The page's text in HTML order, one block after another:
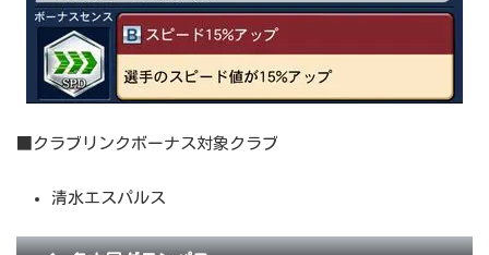
■クラブリンクボーナス対象クラブ
清水エスパルス